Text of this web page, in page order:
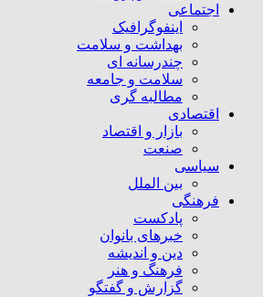
اجتماعی
اینفوگرافیک
بهداشت و سلامت
چندرسانه ای
سلامت و جامعه
مطالبه گری
اقتصادی
بازار و اقتصاد
صنعت
سیاسی
بین الملل
فرهنگی
پادکست
خبرهای بانوان
دین و اندیشه
فرهنگ و هنر
گزارش و گفتگو